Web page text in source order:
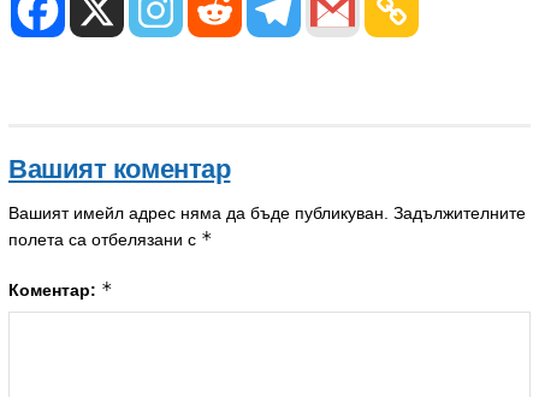
Вашият коментар
Вашият имейл адрес няма да бъде публикуван. Задължителните
полета са отбелязани с *
Коментар: *